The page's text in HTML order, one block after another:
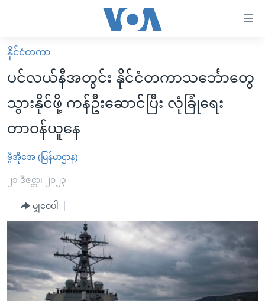
လွယ်ကူ
စေ
Link
များ
ပင်မ
သို့
ကျော်
ကြည့်
ပင်မ
အ
ညွန်း
မူလစာမျက်နှာ
မြန်မာ
ကမ္ဘာ့သတင်းများ
နိုင်ငံတကာ
အစ္စရေး-ပါလက်စတိုင်း
ဗွီဒီယို
အင်္ဂလိပ်စာလေ့လာမယ်
အမေရိကန်သုံးအီဒီယံ
မကြေးမုံရဲ့ အင်္ဂလိပ်စာ
ရုပ်ရှင်ထဲက အင်္ဂလိပ်စာ
သုတပဒေသာ အင်္ဂလိပ်စာ
အပတ်စဉ်ကဏ္ဍများ
တီဗွီ
ရေဒီယိုနှင့်ရုပ်သံ အချက်အလက်များ
ရေဒီယို/တီဗွီအစီအစဉ်
Learning English
နိုင်ငံတကာ
ပင်လယ်နီအတွင်း နိုင်ငံတကာသင်္ဘောတွေ
သွားနိုင်ဖို့ ကန်ဦးဆောင်ပြီး လုံခြုံရေး
တာဝန်ယူနေ
ဗွီအိုအေ (မြန်မာဌာန)
၂၁ ဒီဇင္ဘာ၊ ၂၀၂၃
မျှဝေပါ